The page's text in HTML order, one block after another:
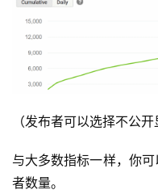
（发布者可以选择不公开
与大多数指标一样，你
者数量。